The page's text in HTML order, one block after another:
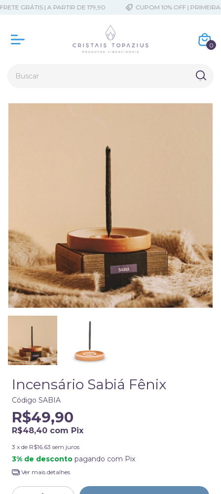
GRÁTIS | A PARTIR DE 179,90 CUPOM 10% OFF |
0
Incensário Sabiá Fênix
Código SABIA
R$49,90
R$48,40 com Pix
3 x de R$16,63 sem juros
3% de desconto pagando com Pix
Ver mais detalhes